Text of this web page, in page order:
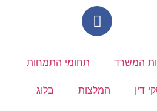
המשרד תחומי התמחות
דין המלצות בלוג